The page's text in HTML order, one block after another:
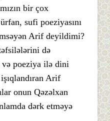
bir çox
sufi poeziyasını
Arif deyildimi?
də
poeziya ilə dini
Arif
onun Qəzəlxan
dərk etməyə